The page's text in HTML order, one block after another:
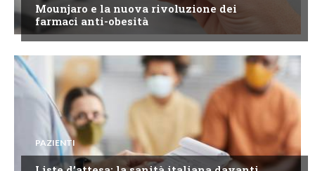
Mounjaro e la nuova rivoluzione dei
farmaci anti-obesità
PAZIENTI